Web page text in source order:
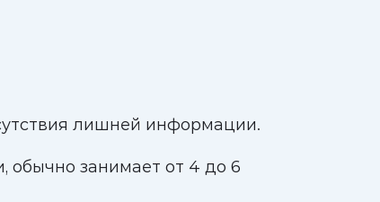
лишней информации.
обычно занимает от 4 до 6